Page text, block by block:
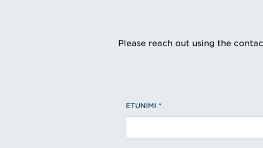
Please reach out using the
ETUNIMI